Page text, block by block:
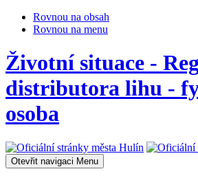
Rovnou na obsah
Rovnou na menu
Životní situace -
distributora lihu -
osoba
Otevřit navigaci Menu